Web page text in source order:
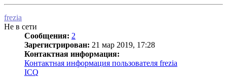
frezia
Не в сети
Сообщения: 2
Зарегистрирован: 21 мар 2019, 17:28
Контактная информация:
Контактная информация пользователя frezia
ICQ